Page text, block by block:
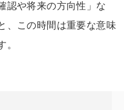
認や将来の方向性」な
、この時間は重要な意味
。